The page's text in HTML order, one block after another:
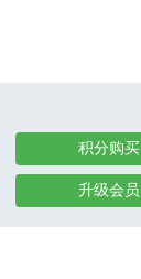
积分购买
升级会员